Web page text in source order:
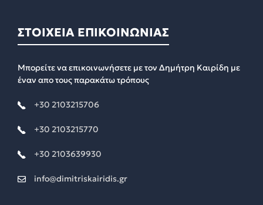
ΣΤΟΙΧΕΙΑ ΕΠΙΚΟΙΝΩΝΙΑΣ
Μπορείτε να επικοινωνήσετε με τον Δημήτρη Καιρίδη με
έναν απο τους παρακάτω τρόπους
+30 2103215706
+30 2103215770
+30 2103639930
info@dimitriskairidis.gr